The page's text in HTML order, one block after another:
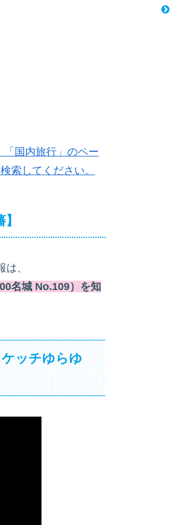
国内旅行」のペー
索してください。
は、
名城 No.109）を知
ッチゆらゆ